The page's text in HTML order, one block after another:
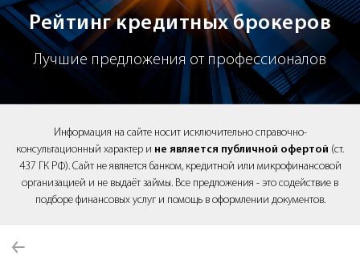
Рейтинг кредитных брокеров
Лучшие предложения от профессионалов
Информация на сайте носит исключительно справочно-
консультационный характер и не является публичной офертой (ст.
437 ГК РФ). Сайт не является банком, кредитной или микрофинансовой
организацией и не выдаёт займы. Все предложения - это содействие в
подборе финансовых услуг и помощь в оформлении документов.